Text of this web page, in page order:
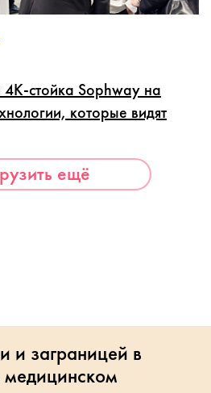
стойка Sophway на
которые видят
ещё
и заграницей в